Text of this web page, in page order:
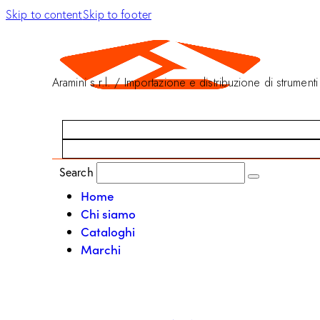
Skip to contentSkip to footer
Aramini s.r.l. / Importazione e distribuzione di strumenti
Search
Home
Chi siamo
Cataloghi
Marchi